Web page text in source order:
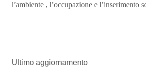
l’ambiente , l’occupazione e l’inserimento
Ultimo aggiornamento